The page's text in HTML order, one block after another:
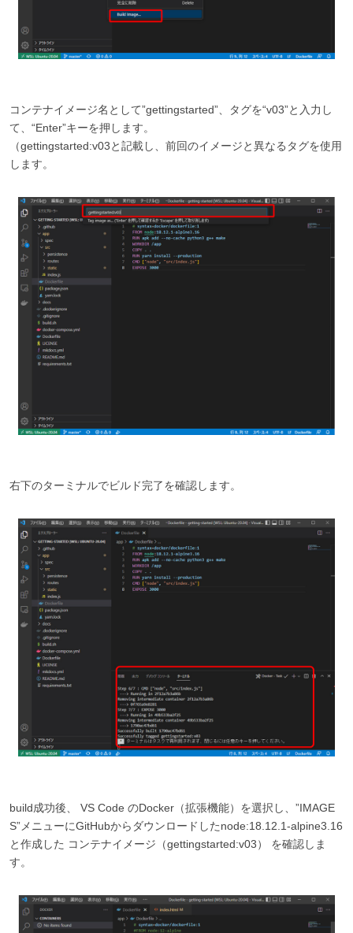
コンテナイメージ名として”gettingstarted”、タグを“v03”と入力し
て、“Enter”キーを押します。
（gettingstarted:v03と記載し、前回のイメージと異なるタグを使用
します。
右下のターミナルでビルド完了を確認します。
build成功後、 VS Code のDocker（拡張機能）を選択し、”IMAGE
S”メニューにGitHubからダウンロードしたnode:18.12.1-alpine3.16
と作成した コンテナイメージ（gettingstarted:v03） を確認しま
す。